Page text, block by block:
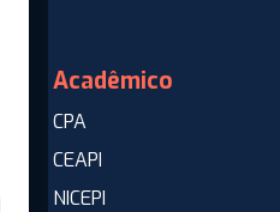
Acadêmico
CPA
CEAPI
NICEPI